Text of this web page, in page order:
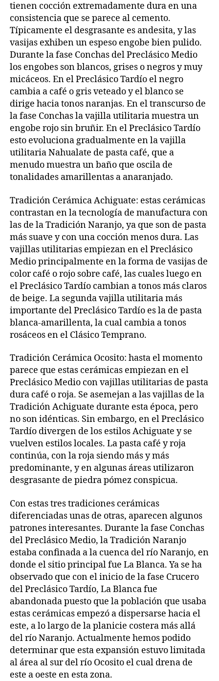
tienen cocción extremadamente dura en una
consistencia que se parece al cemento.
Típicamente el desgrasante es andesita, y las
vasijas exhiben un espeso engobe bien pulido.
Durante la fase Conchas del Preclásico Medio
los engobes son blancos, grises o negros y muy
micáceos. En el Preclásico Tardío el negro
cambia a café o gris veteado y el blanco se
dirige hacia tonos naranjas. En el transcurso de
la fase Conchas la vajilla utilitaria muestra un
engobe rojo sin bruñir. En el Preclásico Tardío
esto evoluciona gradualmente en la vajilla
utilitaria Nahualate de pasta café, que a
menudo muestra un baño que oscila de
tonalidades amarillentas a anaranjado.
Tradición Cerámica Achiguate: estas cerámicas
contrastan en la tecnología de manufactura con
las de la Tradición Naranjo, ya que son de pasta
más suave y con una cocción menos dura. Las
vajillas utilitarias empiezan en el Preclásico
Medio principalmente en la forma de vasijas de
color café o rojo sobre café, las cuales luego en
el Preclásico Tardío cambian a tonos más claros
de beige. La segunda vajilla utilitaria más
importante del Preclásico Tardío es la de pasta
blanca‑amarillenta, la cual cambia a tonos
rosáceos en el Clásico Temprano.
Tradición Cerámica Ocosito: hasta el momento
parece que estas cerámicas empiezan en el
Preclásico Medio con vajillas utilitarias de pasta
dura café o roja. Se asemejan a las vajillas de la
Tradición Achiguate durante esta época, pero
no son idénticas. Sin embargo, en el Preclásico
Tardío divergen de los estilos Achiguate y se
vuelven estilos locales. La pasta café y roja
continúa, con la roja siendo más y más
predominante, y en algunas áreas utilizaron
desgrasante de piedra pómez conspicua.
Con estas tres tradiciones cerámicas
diferenciadas unas de otras, aparecen algunos
patrones interesantes. Durante la fase Conchas
del Preclásico Medio, la Tradición Naranjo
estaba confinada a la cuenca del río Naranjo, en
donde el sitio principal fue La Blanca. Ya se ha
observado que con el inicio de la fase Crucero
del Preclásico Tardío, La Blanca fue
abandonada puesto que la población que usaba
estas cerámicas empezó a dispersarse hacia el
este, a lo largo de la planicie costera más allá
del río Naranjo. Actualmente hemos podido
determinar que esta expansión estuvo limitada
al área al sur del río Ocosito el cual drena de
este a oeste en esta zona.